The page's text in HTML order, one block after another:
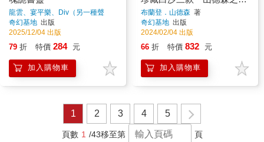
龍雲、宴平樂、Div（另一種聲
音）、笭菁著
奇幻基地 出版
2025/12/04 出版
79 折 特價 284 元
加入購物車
寰宇藏書票」及「全彩原畫
地圖海報」，邪惡奇幻天才
布蘭登．山德森首部圖像小
說全彩精緻完整版！)
布蘭登．山德森 著
奇幻基地 出版
2024/02/04 出版
66 折 特價 832 元
加入購物車
1 2 3 4 5
頁數 1 /43移至第 頁